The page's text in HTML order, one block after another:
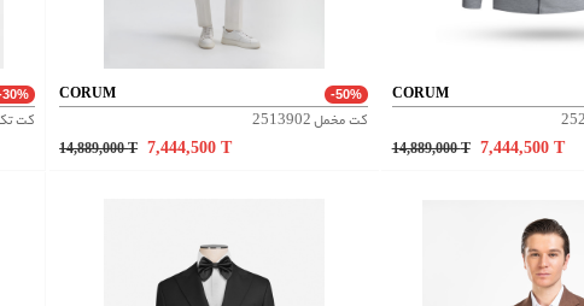
30%
کت تک
CORUM -50%
کت مخمل 2513902
14,889,000T 7,444,500T
CORUM
14,889,000T 7,444,500 T